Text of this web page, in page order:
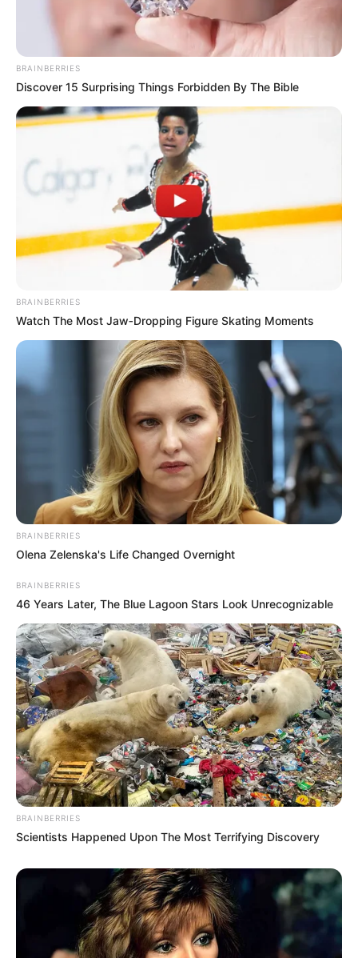
Smartphone Startseite
Suchen:
Auf einigen Seiten dieses Projektes sind Affiliate-
Angebote integriert. Wenn etwas darüber gebucht oder
gekauft wird, ist das eine Unterstützung, ohne dass sich
dadurch der Preis ändert.
BRAINBERRIES
Discover 15 Surprising Things Forbidden By The Bible
BRAINBERRIES
Watch The Most Jaw‑Dropping Figure Skating Moments
BRAINBERRIES
Olena Zelenska's Life Changed Overnight
BRAINBERRIES
46 Years Later, The Blue Lagoon Stars Look Unrecognizable
BRAINBERRIES
Scientists Happened Upon The Most Terrifying Discovery